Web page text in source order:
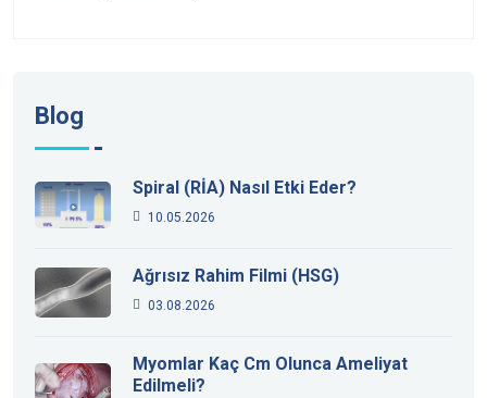
Blog
Spiral (RİA) Nasıl Etki Eder?
10.05.2026
Ağrısız Rahim Filmi (HSG)
03.08.2026
Myomlar Kaç Cm Olunca Ameliyat
Edilmeli?